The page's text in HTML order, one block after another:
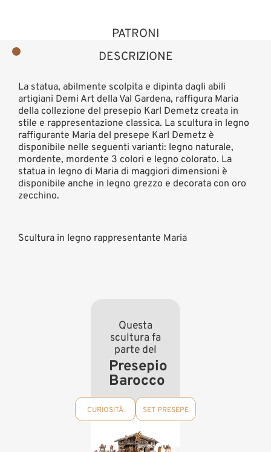
DESCRIZIONE
PATRONI
La statua, abilmente scolpita e dipinta dagli abili
artigiani Demi Art della Val Gardena, raffigura Maria
della collezione del presepio Karl Demetz creata in
stile e rappresentazione classica. La scultura in legno
raffigurante Maria del presepe Karl Demetz è
disponibile nelle seguenti varianti: legno naturale,
mordente, mordente 3 colori e legno colorato. La
statua in legno di Maria di maggiori dimensioni è
disponibile anche in legno grezzo e decorata con oro
zecchino.
Scultura in legno rappresentante Maria
Questa
scultura fa
parte del
Presepio
Barocco
CURIOSITÀ SET PRESEPE